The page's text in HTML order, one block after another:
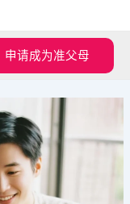
申请成为准父母